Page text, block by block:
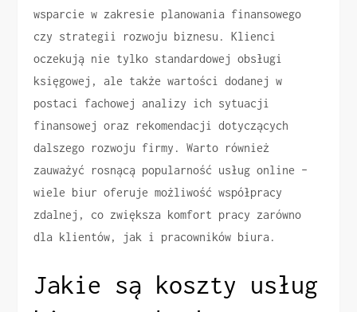
wsparcie w zakresie planowania finansowego
czy strategii rozwoju biznesu. Klienci
oczekują nie tylko standardowej obsługi
księgowej, ale także wartości dodanej w
postaci fachowej analizy ich sytuacji
finansowej oraz rekomendacji dotyczących
dalszego rozwoju firmy. Warto również
zauważyć rosnącą popularność usług online –
wiele biur oferuje możliwość współpracy
zdalnej, co zwiększa komfort pracy zarówno
dla klientów, jak i pracowników biura.
Jakie są koszty usług